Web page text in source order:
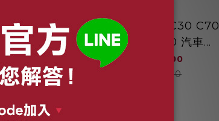
V40 二代
汽車冷
網 綠綠好日
適用 VOLVO C30 C70
S40 二代 V50 汽車冷
氣HEPA濾網 綠綠好日
GVL003
NT$2,000
NT$3,800